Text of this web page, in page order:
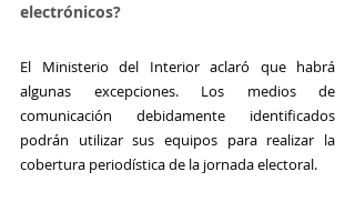
electrónicos?
El Ministerio del Interior aclaró que habrá
algunas excepciones. Los medios de
comunicación debidamente identificados
podrán utilizar sus equipos para realizar la
cobertura periodística de la jornada electoral.